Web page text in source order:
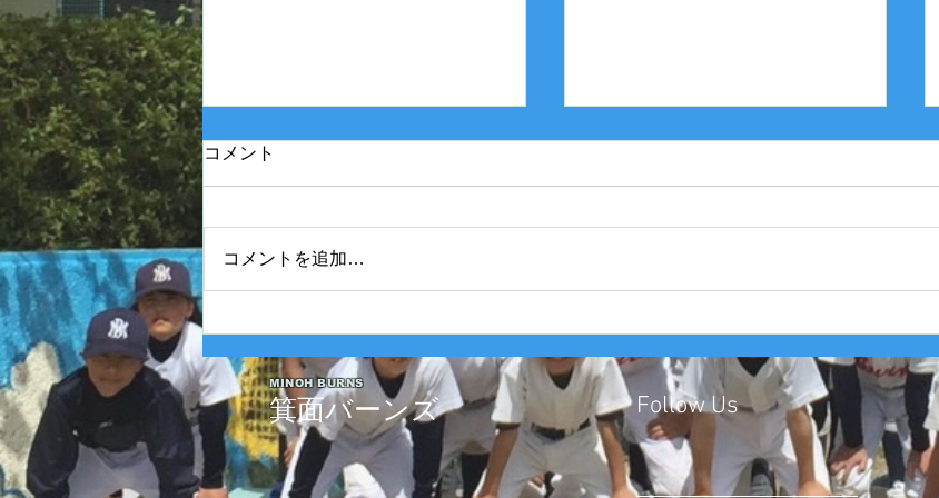
2025年度 Bクラス 関西団地連
盟 第110回中央決勝大会北大
阪支部予選最終戦
2025年度 Bクラス 関西団地連
盟 第110回中央決勝大会北大
阪支部予選４戦目
コメント
コメントを追加…
MINOH BURNS
箕面バーンズ Follow Us